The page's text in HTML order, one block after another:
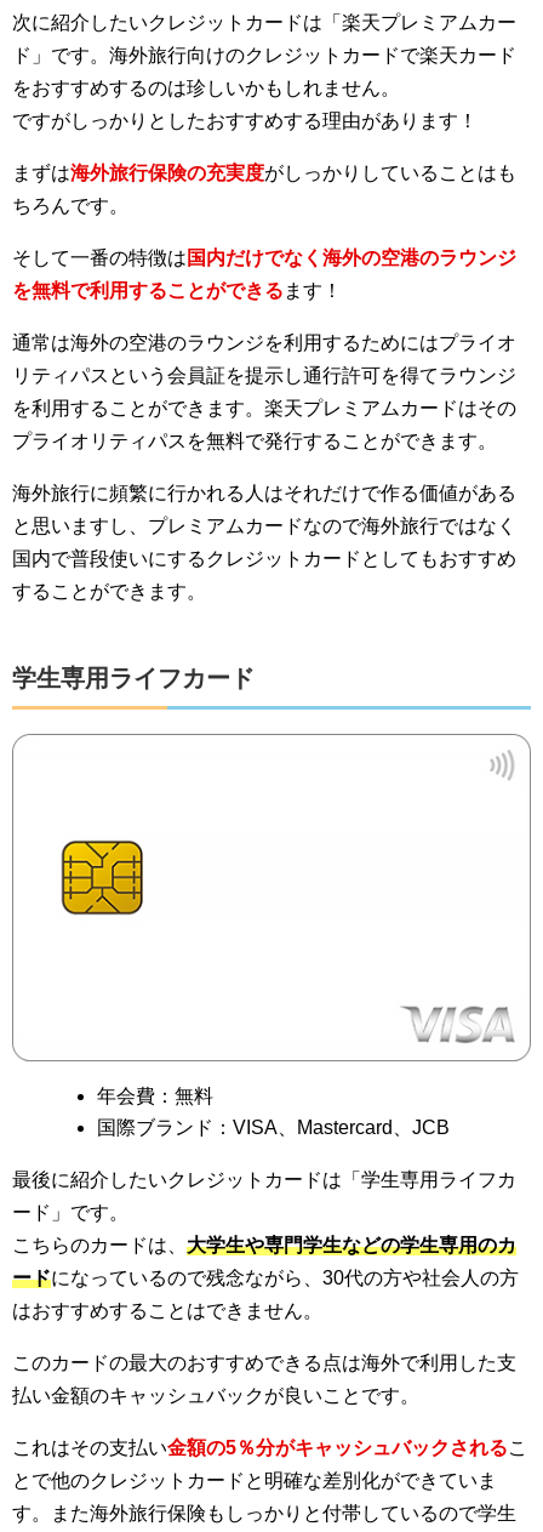
次に紹介したいクレジットカードは「楽天プレミアムカー
ド」です。海外旅行向けのクレジットカードで楽天カード
をおすすめするのは珍しいかもしれません。
ですがしっかりとしたおすすめする理由があります！
まずは海外旅行保険の充実度がしっかりしていることはも
ちろんです。
そして一番の特徴は 国内だけでなく海外の空港のラウンジ
を無料で利用することができる ます！
通常は海外の空港のラウンジを利用するためにはプライオ
リティパスという会員証を提示し通行許可を得てラウンジ
を利用することができます。楽天プレミアムカードはその
プライオリティパスを無料で発行することができます。
海外旅行に頻繁に行かれる人はそれだけで作る価値がある
と思いますし、プレミアムカードなので海外旅行ではなく
国内で普段使いにするクレジットカードとしてもおすすめ
することができます。
学生専用ライフカード
年会費：無料
国際ブランド：VISA、Mastercard、JCB
最後に紹介したいクレジットカードは「学生専用ライフカ
ード」です。
こちらのカードは、 大学生や専門学生などの学生専用のカ
ードになっているので残念ながら、30代の方や社会人の方
はおすすめすることはできません。
このカードの最大のおすすめできる点は海外で利用した支
払い金額のキャッシュバックが良いことです。
これはその支払い金額の5％分がキャッシュバックされるこ
とで他のクレジットカードと明確な差別化ができていま
す。また海外旅行保険もしっかりと付帯しているので学生